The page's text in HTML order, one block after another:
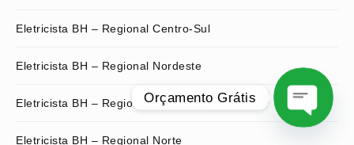
Eletricista BH – Regional Centro-Sul
Eletricista BH – Regional Nordeste
Eletricista BH – Regional Noroeste
Eletricista BH – Regional Norte
Orçamento Grátis